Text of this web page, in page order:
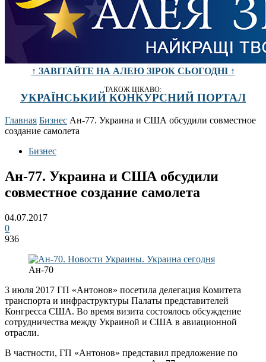
↑ ЗАВІТАЙТЕ НА АЛЕЮ ЗІРОК СЬОГОДНІ ↑
ТАКОЖ ЦІКАВО:
УКРАЇНСЬКИЙ КОНКУРСНИЙ ПОРТАЛ
Главная Бизнес Ан-77. Украина и США обсудили совместное
создание самолета
Бизнес
Ан-77. Украина и США обсудили
совместное создание самолета
04.07.2017
0
936
Ан-70
3 июля 2017 ГП «Антонов» посетила делегация Комитета
транспорта и инфраструктуры Палаты представителей
Конгресса США. Во время визита состоялось обсуждение
сотрудничества между Украиной и США в авиационной
отрасли.
В частности, ГП «Антонов» представил предложение по